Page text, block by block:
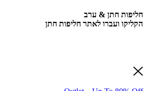
חליפות חתן & ערב
הקליקו ועברו לאתר חליפות חתן